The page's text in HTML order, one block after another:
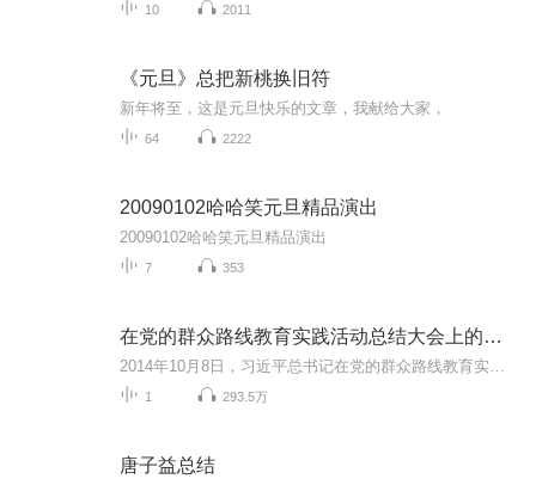
10 2011
《元旦》总把新桃换旧符
新年将至，这是元旦快乐的文章，我献给大家，
64 2222
20090102哈哈笑元旦精品演出
20090102哈哈笑元旦精品演出
7 353
在党的群众路线教育实践活动总结大会上的讲话
1 293.5万
唐子益总结